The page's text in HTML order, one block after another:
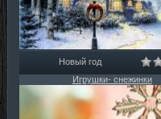
Новый год
Игрушки- снежинки